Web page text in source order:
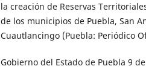
la creación de Reservas
de los municipios de Puebla, San
Cuautlancingo (Puebla: Periódico
Gobierno del Estado de Puebla 9